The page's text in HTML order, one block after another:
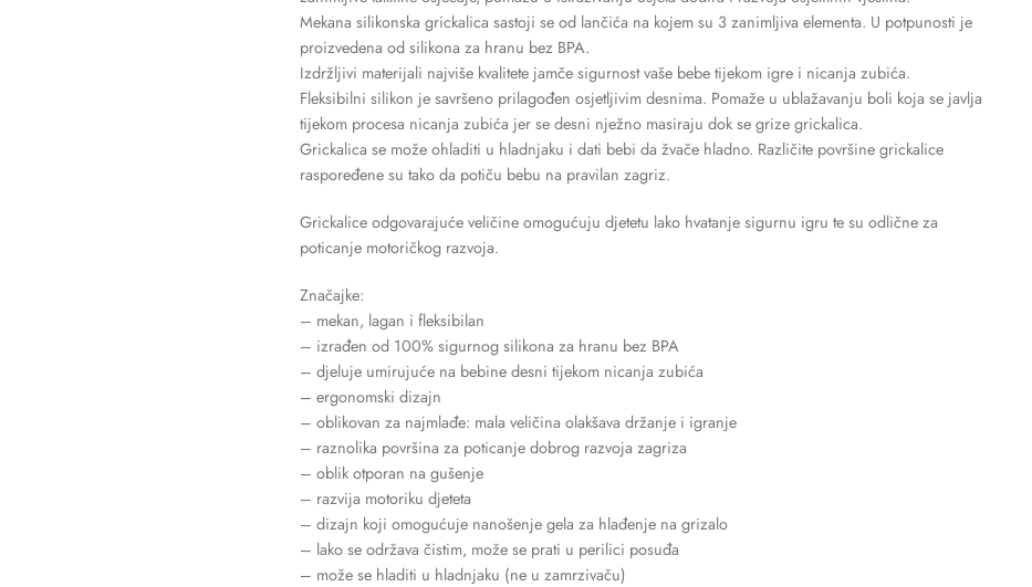
Mekana silikonska grickalica sastoji se od lančića na kojem su 3 zanimljiva elementa. U potpunosti je
proizvedena od silikona za hranu bez BPA.
Izdržljivi materijali najviše kvalitete jamče sigurnost vaše bebe tijekom igre i nicanja zubića.
Fleksibilni silikon je savršeno prilagođen osjetljivim desnima. Pomaže u ublažavanju boli koja se javlja
tijekom procesa nicanja zubića jer se desni nježno masiraju dok se grize grickalica.
Grickalica se može ohladiti u hladnjaku i dati bebi da žvače hladno. Različite površine grickalice
raspoređene su tako da potiču bebu na pravilan zagriz.
Grickalice odgovarajuće veličine omogućuju djetetu lako hvatanje sigurnu igru te su odlične za
poticanje motoričkog razvoja.
Značajke:
– mekan, lagan i fleksibilan
– izrađen od 100% sigurnog silikona za hranu bez BPA
– djeluje umirujuće na bebine desni tijekom nicanja zubića
– ergonomski dizajn
– oblikovan za najmlađe: mala veličina olakšava držanje i igranje
– raznolika površina za poticanje dobrog razvoja zagriza
– oblik otporan na gušenje
– razvija motoriku djeteta
– dizajn koji omogućuje nanošenje gela za hlađenje na grizalo
– lako se održava čistim, može se prati u perilici posuđa
– može se hladiti u hladnjaku (ne u zamrzivaču)